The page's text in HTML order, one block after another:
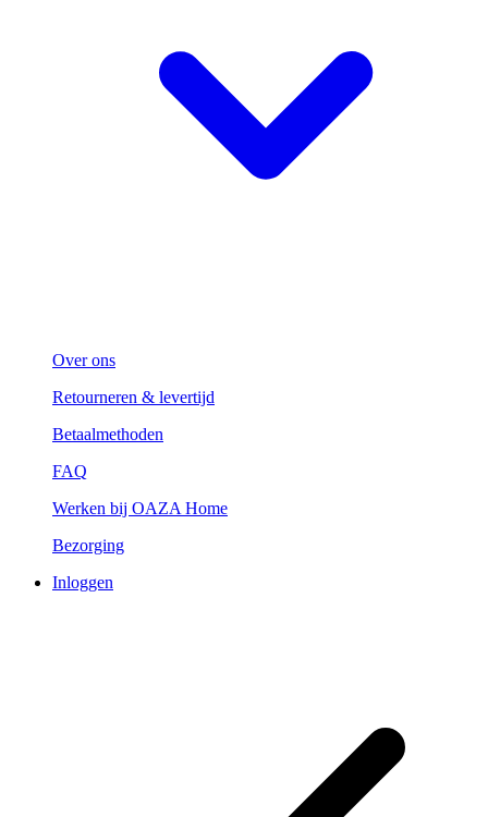
Over ons
Retourneren & levertijd
Betaalmethoden
FAQ
Werken bij OAZA Home
Bezorging
Inloggen